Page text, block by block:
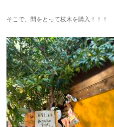
そこで、間をとって枝木を購入！！！